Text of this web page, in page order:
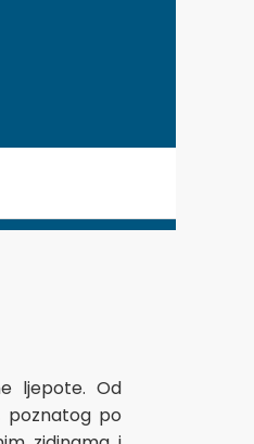
ljepote. Od
poznatog po